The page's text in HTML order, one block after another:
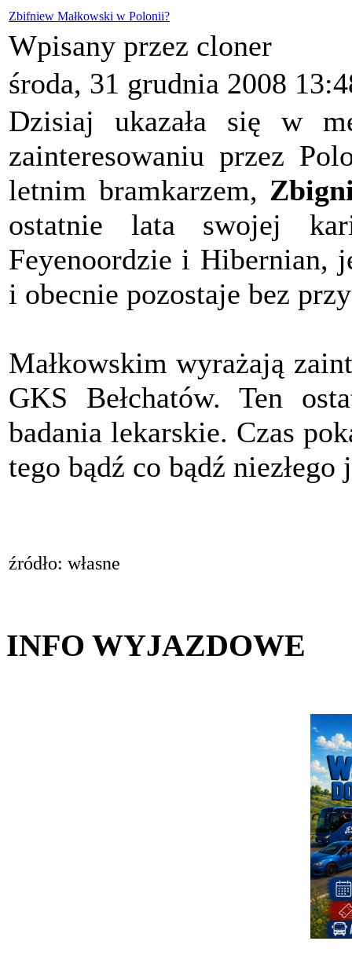
Zbifniew Małkowski w Polonii?
Wpisany przez cloner
środa, 31 grudnia 2008
Dzisiaj ukazała się w
zainteresowaniu przez
letnim bramkarzem,
ostatnie lata swojej
Feyenoordzie i Hibernian,
i obecnie pozostaje bez
Małkowskim wyrażają
GKS Bełchatów. Ten
badania lekarskie. Czas
tego bądź co bądź
źródło: własne
INFO WYJAZDOWE